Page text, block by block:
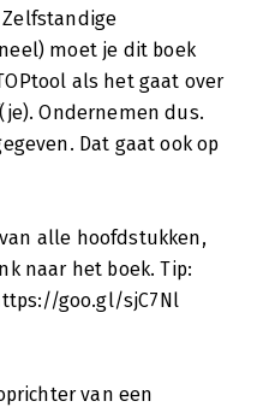
moet je dit boek
als het gaat over
Ondernemen dus.
Dat gaat ook op
alle hoofdstukken,
naar het boek. Tip:
goo.gl/sjC7Nl
van een